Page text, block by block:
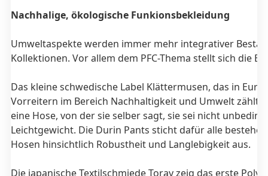
Nachhalige, ökologische Funkionsbekleidung
Umweltaspekte werden immer mehr integrativer
Kollektionen. Vor allem dem PFC-Thema stellt sich die
Das kleine schwedische Label Klättermusen, das in
Vorreitern im Bereich Nachhaltigkeit und Umwelt zählt,
eine Hose, von der sie selber sagt, sie sei nicht
Leichtgewicht. Die Durin Pants sticht dafür alle
Hosen hinsichtlich Robustheit und Langlebigkeit aus.
Die japanische Textilschmiede Toray zeig das erste